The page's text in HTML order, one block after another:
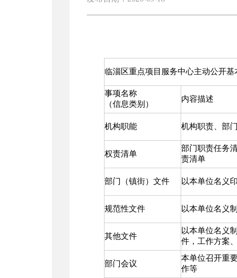
临淄区重点项目服务中心主动公开基
事项名称
（信息类别）
内容描述
机构职能 机构职责、部
权责清单
部门职责任务
责清单
部门（镇街）文件 以本单位名义
规范性文件 以本单位名义
其他文件
以本单位名义
件，工作方案
部门会议
本单位召开重
作等